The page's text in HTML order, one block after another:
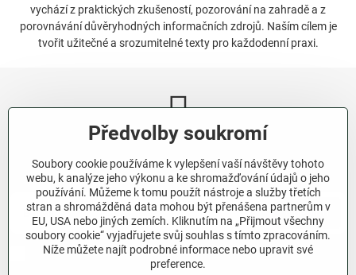
vychází z praktických zkušeností, pozorování na zahradě a z
porovnávání důvěryhodných informačních zdrojů. Naším cílem je
tvořit užitečné a srozumitelné texty pro každodenní praxi.
Newsletter
Odebírat naše novinky:
Odebírat
Chci se přihlásit k odběru novinek e-mailem.
Předvolby soukromí
Soubory cookie používáme k vylepšení vaší návštěvy tohoto
webu, k analýze jeho výkonu a ke shromažďování údajů o jeho
používání. Můžeme k tomu použít nástroje a služby třetích
stran a shromážděná data mohou být přenášena partnerům v
EU, USA nebo jiných zemích. Kliknutím na „Přijmout všechny
soubory cookie“ vyjadřujete svůj souhlas s tímto zpracováním.
Níže můžete najít podrobné informace nebo upravit své
preference.